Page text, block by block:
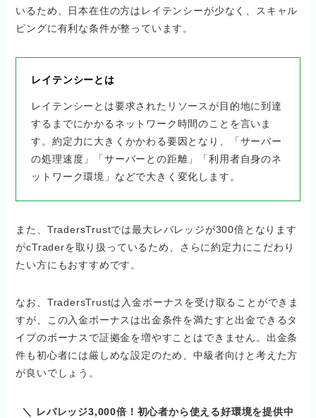
いるため、日本在住の方はレイテンシーが少なく、スキャル
ピングに有利な条件が整っています。
レイテンシーとは
レイテンシーとは要求されたリソースが目的地に到達
するまでにかかるネットワーク時間のことを言いま
す。約定力に大きくかかわる要因となり、「サーバー
の処理速度」「サーバーとの距離」「利用者自身のネ
ットワーク環境」などで大きく変化します。
また、TradersTrustでは最大レバレッジが300倍となります
がcTraderを取り扱っているため、さらに約定力にこだわり
たい方にもおすすめです。
なお、TradersTrustは入金ボーナスを受け取ることができま
すが、この入金ボーナスは出金条件を満たすと出金できるタ
イプのボーナスで証拠金を増やすことはできません。出金条
件も初心者には厳しめな設定のため、中級者向けと考えた方
が良いでしょう。
＼ レバレッジ3,000倍！初心者から使える好環境を提供中